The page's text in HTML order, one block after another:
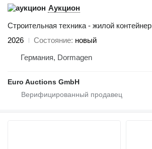
Аукцион
Строительная техника - жилой контейнер
2026
Состояние новый
Германия, Dormagen
Euro Auctions GmbH